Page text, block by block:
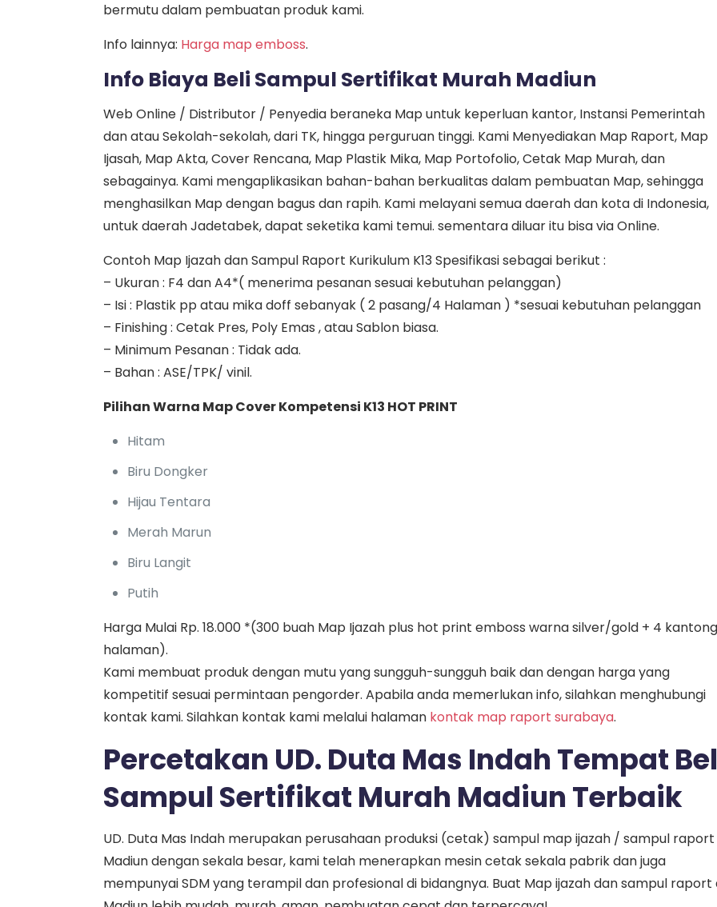
bermutu dalam pembuatan produk kami.
Info lainnya: Harga map emboss.
Info Biaya Beli Sampul Sertifikat Murah Madiun
Web Online / Distributor / Penyedia beraneka Map untuk keperluan kantor, Instansi Pemerintah
dan atau Sekolah-sekolah, dari TK, hingga perguruan tinggi. Kami Menyediakan Map Raport, Map
Ijasah, Map Akta, Cover Rencana, Map Plastik Mika, Map Portofolio, Cetak Map Murah, dan
sebagainya. Kami mengaplikasikan bahan-bahan berkualitas dalam pembuatan Map, sehingga
menghasilkan Map dengan bagus dan rapih. Kami melayani semua daerah dan kota di Indonesia,
untuk daerah Jadetabek, dapat seketika kami temui. sementara diluar itu bisa via Online.
Contoh Map Ijazah dan Sampul Raport Kurikulum K13 Spesifikasi sebagai berikut :
– Ukuran : F4 dan A4*( menerima pesanan sesuai kebutuhan pelanggan)
– Isi : Plastik pp atau mika doff sebanyak ( 2 pasang/4 Halaman ) *sesuai kebutuhan pelanggan
– Finishing : Cetak Pres, Poly Emas , atau Sablon biasa.
– Minimum Pesanan : Tidak ada.
– Bahan : ASE/TPK/ vinil.
Pilihan Warna Map Cover Kompetensi K13 HOT PRINT
Hitam
Biru Dongker
Hijau Tentara
Merah Marun
Biru Langit
Putih
Harga Mulai Rp. 18.000 *(300 buah Map Ijazah plus hot print emboss warna silver/gold + 4 kantong
halaman).
Kami membuat produk dengan mutu yang sungguh-sungguh baik dan dengan harga yang
kompetitif sesuai permintaan pengorder. Apabila anda memerlukan info, silahkan menghubungi
kontak kami. Silahkan kontak kami melalui halaman kontak map raport surabaya.
Percetakan UD. Duta Mas Indah Tempat
Sampul Sertifikat Murah Madiun Terbaik
UD. Duta Mas Indah merupakan perusahaan produksi (cetak) sampul map ijazah / sampul raport
Madiun dengan sekala besar, kami telah menerapkan mesin cetak sekala pabrik dan juga
mempunyai SDM yang terampil dan profesional di bidangnya. Buat Map ijazah dan sampul raport